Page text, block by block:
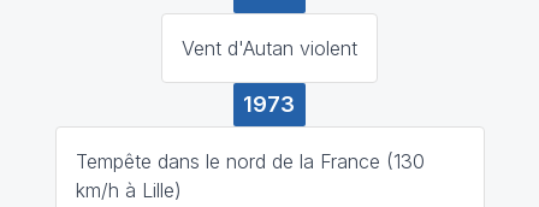
Vent d'Autan violent
1973
Tempête dans le nord de la France (130
km/h à Lille)